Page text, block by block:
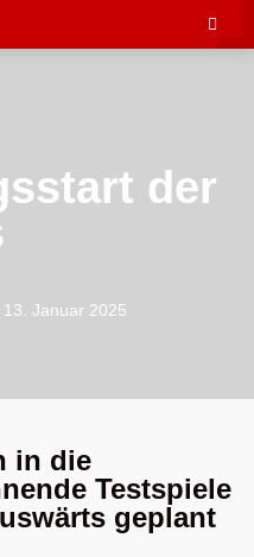
der
13. Januar 2025
in die
Testspiele
geplant